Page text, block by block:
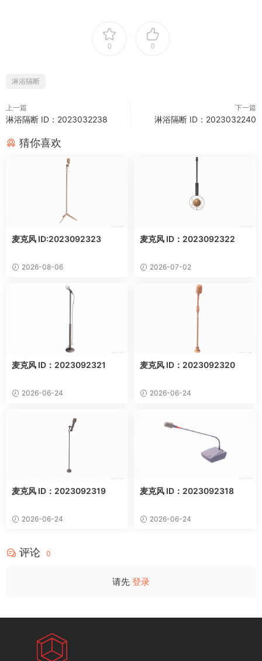
0 0
淋浴隔断
上一篇
淋浴隔断 ID：2023032238
下一篇
淋浴隔断 ID：2023032240
猜你喜欢
麦克风 ID:2023092323
2026-08-06
麦克风 ID：2023092322
2026-07-02
麦克风 ID：2023092321
2026-06-24
麦克风 ID：2023092320
2026-06-24
麦克风 ID：2023092319
2026-06-24
麦克风 ID：2023092318
2026-06-24
评论 0
请先 登录